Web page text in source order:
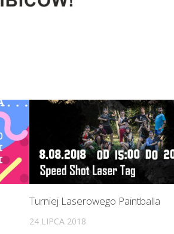
Turniej Laserowego Paintballa
24 LIPCA 2018